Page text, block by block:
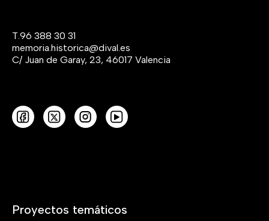
T.96 388 30 31
memoria.historica@dival.es
C/ Juan de Garay, 23, 46017 Valencia
Proyectos temáticos